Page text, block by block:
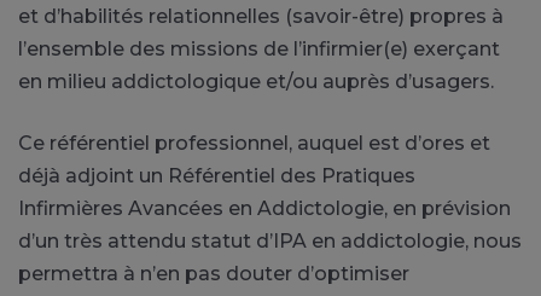
et d’habilités relationnelles (savoir-être) propres à
l’ensemble des missions de l’infirmier(e) exerçant
en milieu addictologique et/ou auprès d’usagers.
Ce référentiel professionnel, auquel est d’ores et
déjà adjoint un Référentiel des Pratiques
Infirmières Avancées en Addictologie, en prévision
d’un très attendu statut d’IPA en addictologie, nous
permettra à n’en pas douter d’optimiser